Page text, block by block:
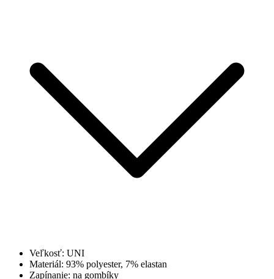
Veľkosť: UNI
Materiál: 93% polyester, 7% elastan
Zapínanie: na gombíky